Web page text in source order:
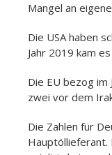
Mangel an
Die USA haben
Jahr 2019 kam
Die EU bezog
zwei vor dem
Die Zahlen für
Hauptöllieferant.